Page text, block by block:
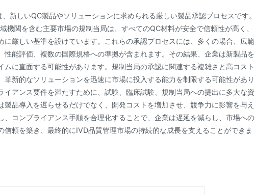
新しいQC製品やソリューションに求められる厳しい製品承認プロセスです。
機関を含む主要市場の規制当局は、すべてのQC材料が安全で信頼性が高く、
厳しい基準を設けています。これらの承認プロセスには、多くの場合、広範
性能評価、複数の国際規格への準拠が含まれます。その結果、企業は新製品を
に直面する可能性があります。規制当局の承認に関連する複雑さと高コスト
新的なソリューションを迅速に市場に投入する能力を制限する可能性があり
イアンス要件を満たすために、試験、臨床試験、規制当局への提出に多大な資
品導入を遅らせるだけでなく、開発コストを増加させ、競争力に影響を与え
、コンプライアンス手順を合理化することで、企業は遅延を減らし、市場への
頼を築き、最終的にIVD品質管理市場の持続的な成長を支えることができま